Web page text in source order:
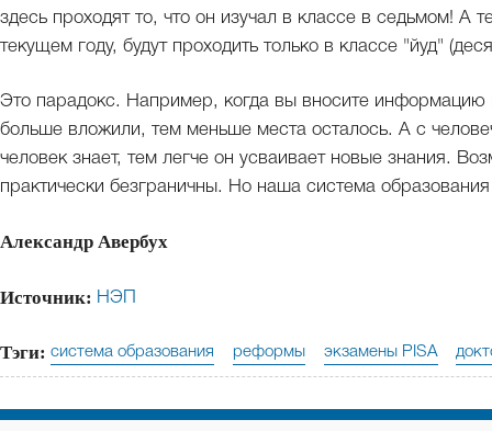
здесь проходят то, что он изучал в классе в седьмом!
текущем году, будут проходить только в классе "йуд"
Это парадокс. Например, когда вы вносите информацию
больше вложили, тем меньше места осталось. А с
человек знает, тем легче он усваивает новые знания.
практически безграничны. Но наша система
Александр Авербух
Источник: НЭП
Тэги: система образования реформы экзамены PISA